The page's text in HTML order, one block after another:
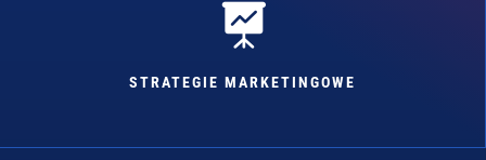

STRATEGIE MARKETINGOWE